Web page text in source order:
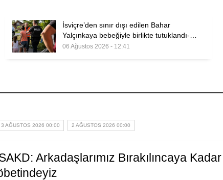
İsviçre’den sınır dışı edilen Bahar
Yalçınkaya bebeğiyle birlikte tutuklandı-…
06 Ağustos 2026 - 12:41
3 AĞUSTOS 2026 00:00 2 AĞUSTOS 2026 00:00
Arkadaşlarımız Bırakılıncaya Kadar